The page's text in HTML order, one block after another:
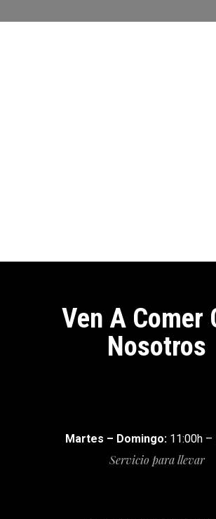
Ven A Comer
Nosotros
Martes – Domingo: 11:00h –
Servicio para llevar